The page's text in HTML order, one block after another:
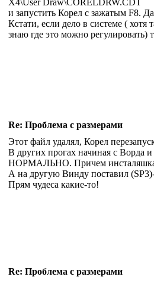
X4\User Draw\CORELDRW.CDT
и запустить Корел с зажатым F8.
Кстати, если дело в системе (
знаю где это можно регулировать)
Re: Проблема с размерами
Этот файл удалял, Корел
В других прогах начиная с Ворда
НОРМАЛЬНО. Причем инсталяшка
А на другую Винду поставил
Прям чудеса какие-то!
Re: Проблема с размерами